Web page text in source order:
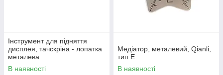
Інструмент для підняття
дисплея, тачскріна - лопатка
металева
В наявності
Медіатор, металевий, Qianli,
тип E
В наявності